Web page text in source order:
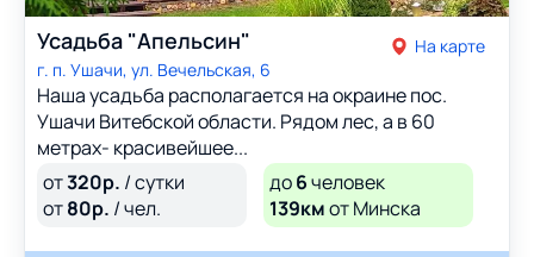
Усадьба "Апельсин"
г. п. Ушачи, ул. Вечельская, 6
На карте
Наша усадьба располагается на окраине пос.
Ушачи Витебской области. Рядом лес, а в 60
метрах- красивейшее...
от320р. / сутки
от80р. / чел.
до6человек
139кмот Минска